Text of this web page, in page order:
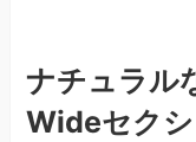
ナチュラル
Wideセク